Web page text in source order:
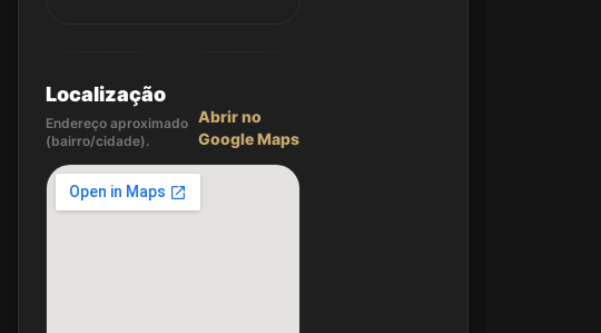
Localização
Endereço aproximado
(bairro/cidade).
Abrir no
Google Maps